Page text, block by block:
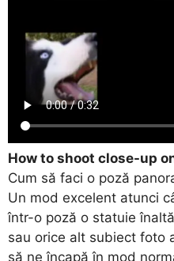
How to shoot close-up
Cum să faci o poză
Un mod excelent atunci
într-o poză o statuie
sau orice alt subiect foto
să ne încapă în mod